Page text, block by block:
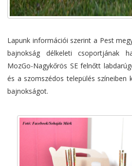
Lapunk információi szerint a Pest
bajnokság délkeleti csoportjának
MozGo-Nagykőrös SE felnőtt
és a szomszédos település színeiben
bajnokságot.